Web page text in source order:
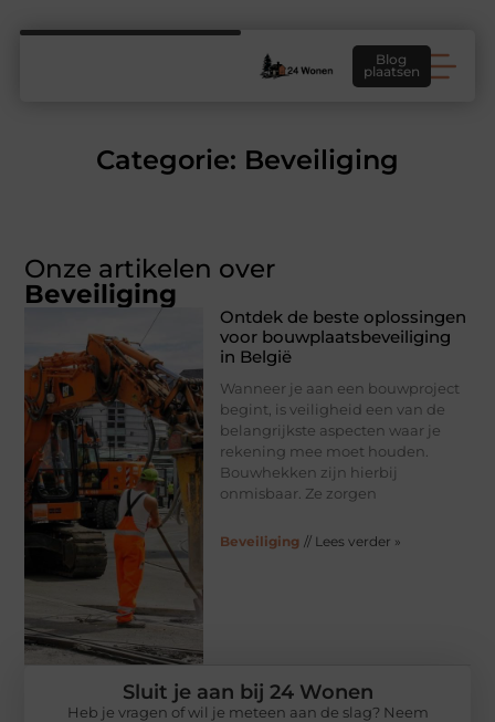
Blog
plaatsen
Categorie: Beveiliging
Onze artikelen over
Beveiliging
Ontdek de beste oplossingen
voor bouwplaatsbeveiliging
in België
Wanneer je aan een bouwproject
begint, is veiligheid een van de
belangrijkste aspecten waar je
rekening mee moet houden.
Bouwhekken zijn hierbij
onmisbaar. Ze zorgen
Beveiliging // Lees verder »
Sluit je aan bij 24 Wonen
Heb je vragen of wil je meteen aan de slag? Neem